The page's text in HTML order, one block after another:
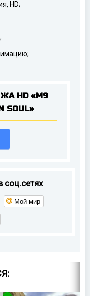
HD;
HD «M9
SOUL»
соц.сетях
Мой мир